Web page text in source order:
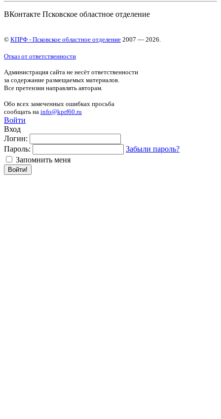
ВКонтакте Псковское областное отделение
© КПРФ - Псковское областное отделение 2007 — 2026.
Отказ от ответственности
Администрация сайта не несёт ответственности
за содержание размещаемых материалов.
Все претензии направлять авторам.
Обо всех замеченных ошибках просьба
сообщать на info@kprf60.ru
Войти
Вход
Логин:
Пароль:
Забыли пароль?
Запомнить меня